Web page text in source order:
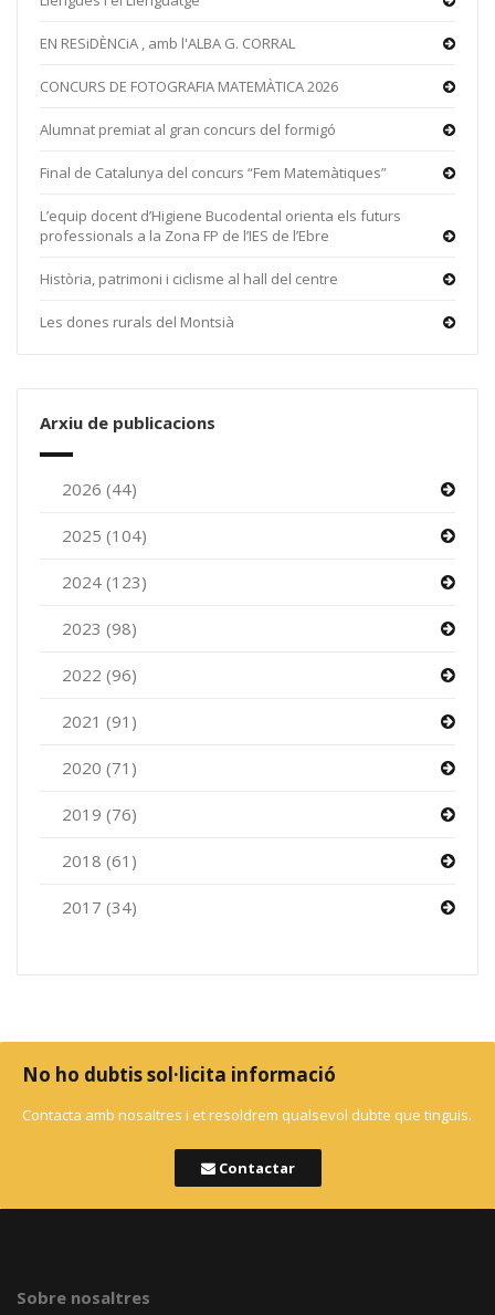
EN RESiDÈNCiA , amb l'ALBA G. CORRAL
CONCURS DE FOTOGRAFIA MATEMÀTICA 2026
Alumnat premiat al gran concurs del formigó
Final de Catalunya del concurs “Fem Matemàtiques”
L’equip docent d’Higiene Bucodental orienta els futurs
professionals a la Zona FP de l’IES de l’Ebre
Història, patrimoni i ciclisme al hall del centre
Les dones rurals del Montsià
Arxiu de publicacions
2026 (44)
2025 (104)
2024 (123)
2023 (98)
2022 (96)
2021 (91)
2020 (71)
2019 (76)
2018 (61)
2017 (34)
No ho dubtis sol·licita informació
Contacta amb nosaltres i et resoldrem qualsevol dubte que tinguis.
Contactar
Sobre nosaltres